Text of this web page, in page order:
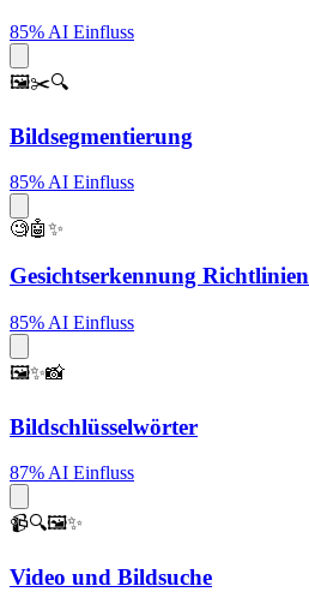
85% AI Einfluss
🖼️✂️🔍
Bildsegmentierung
85% AI Einfluss
🧐🤖✨
Gesichtserkennung Richtlinien
85% AI Einfluss
🖼️✨📸
Bildschlüsselwörter
87% AI Einfluss
📹🔍🖼️✨
Video und Bildsuche